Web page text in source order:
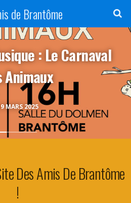
de Brantôme
MARS 2025
: Le Carnaval
Animaux
Des Amis De Brantôme
!